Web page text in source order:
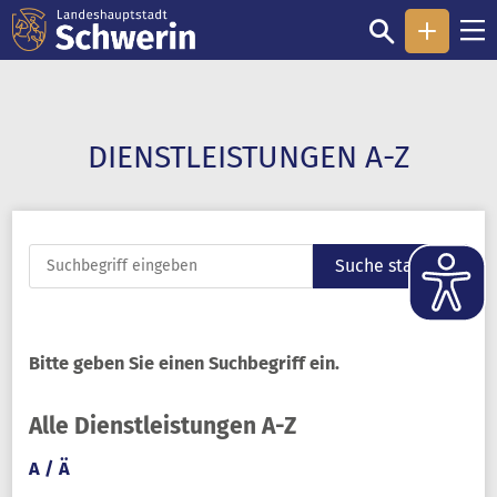
DIENST­LEISTUNGEN A-Z
Suche starten
Bitte geben Sie einen Suchbegriff ein.
Alle Dienstleistungen A-Z
A / Ä